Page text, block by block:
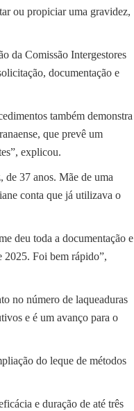
ou propiciar uma gravidez,
da Comissão Intergestores
documentação e
também demonstra
que prevê um
explicou.
de 37 anos. Mãe de uma
conta que já utilizava o
deu toda a documentação e
2025. Foi bem rápido”,
no número de laqueaduras
e é um avanço para o
do leque de métodos
e duração de até três